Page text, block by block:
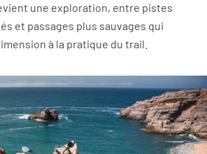
une exploration, entre pistes
et passages plus sauvages qui
à la pratique du trail.